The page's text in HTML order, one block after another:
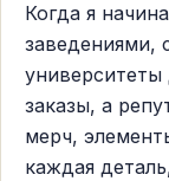
Когда я
заведениями,
заказы, а
мерч,
каждая